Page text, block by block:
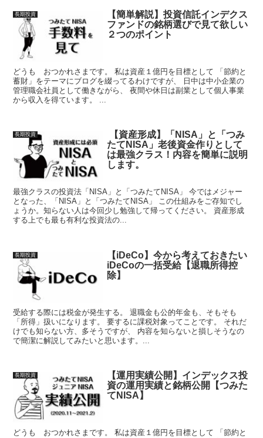
長期投資
【簡単解説】投資信託インデクス
ファンドの銘柄選びで見て欲しい
２つのポイント
どうも おつかれさまです。 私は資産１億円を目標として 「節約と
蓄財」をテーマにブログを綴ってるわけですが、 日中は中小企業の
管理職会社員として働きながら、 夜間や休日は副業として個人事業
から収入を得ています。 ...
長期投資
【資産形成】「NISA」と「つみ
たてNISA」老後資金作りとして
は最強クラス！内容を簡単に説明
します。
最強クラスの投資法「NISA」と「つみたてNISA」 今ではメジャー
となった、「NISA」と「つみたてNISA」 この仕組みをご存知でし
ょうか。知らない人は今回少し勉強して帰ってください。 資産形成
する上でも最も有利な投資法の...
長期投資
【iDeCo】今から考えておきたい
iDeCoの一括受給【退職所得控
除】
受給する際には税金が発生する。 退職金も公的年金も、そもそも
「所得」扱いになります。 要するに課税対象ってことです。 それだ
けでも知らない方、多そうですが、 内容を知らないと損しそうなの
で簡潔に解説してみたいと思います。...
長期投資
【運用実績公開】インデックス投
資の運用実績と銘柄公開【つみた
てNISA】
どうも おつかれさまです。 私は資産１億円を目標として 「節約と